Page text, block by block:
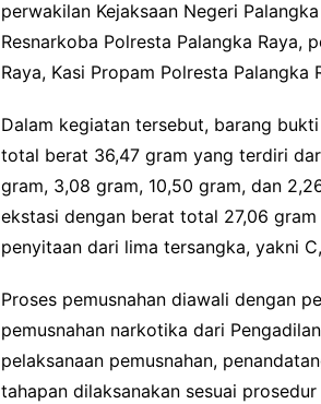
perwakilan Kejaksaan Negeri
Resnarkoba Polresta Palangka Raya,
Raya, Kasi Propam Polresta Palangka
Dalam kegiatan tersebut, barang
total berat 36,47 gram yang terdiri
gram, 3,08 gram, 10,50 gram, dan
ekstasi dengan berat total 27,06
penyitaan dari lima tersangka, yakni
Proses pemusnahan diawali dengan
pemusnahan narkotika dari
pelaksanaan pemusnahan,
tahapan dilaksanakan sesuai